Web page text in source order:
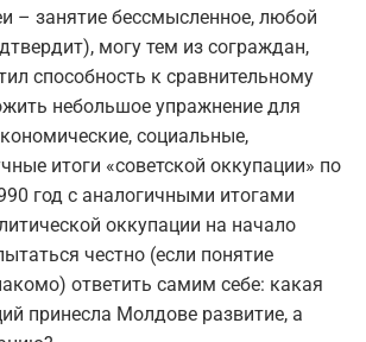
– занятие бессмысленное, любой
могу тем из сограждан,
способность к сравнительному
небольшое упражнение для
социальные,
итоги «советской оккупации» по
год с аналогичными итогами
оккупации на начало
честно (если понятие
ответить самим себе: какая
принесла Молдове развитие, а